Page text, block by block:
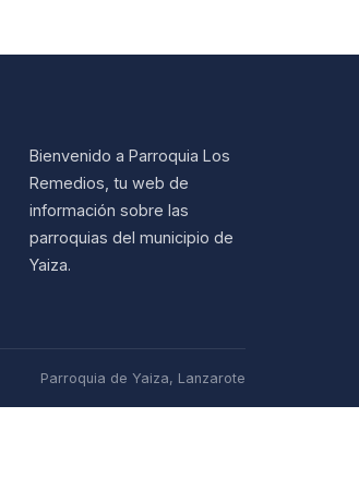
Bienvenido a Parroquia Los
Remedios, tu web de
información sobre las
parroquias del municipio de
Yaiza.
Parroquia de Yaiza, Lanzarote